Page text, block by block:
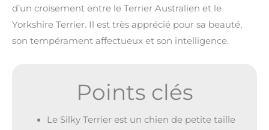
d’un croisement entre le Terrier Australien et le
Yorkshire Terrier. Il est très apprécié pour sa beauté,
son tempérament affectueux et son intelligence.
Points clés
Le Silky Terrier est un chien de petite taille